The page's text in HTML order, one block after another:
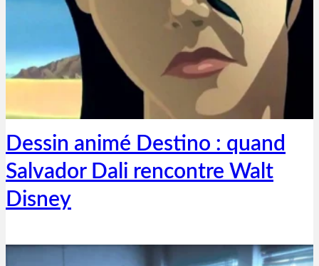
Thibaut Parent
4 novembre 2024
Dessin animé Destino : quand
Salvador Dali rencontre Walt
Disney